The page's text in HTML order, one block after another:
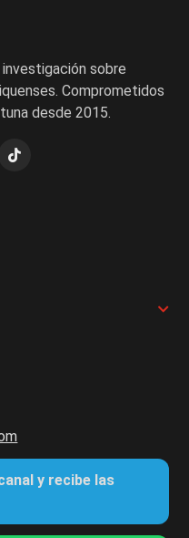
sobre
Comprometidos
desde 2015.
y recibe las